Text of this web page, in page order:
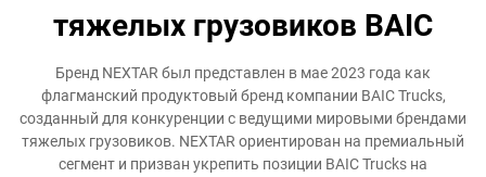
тяжелых грузовиков BAIC
Бренд NEXTAR был представлен в мае 2023 года как
флагманский продуктовый бренд компании BAIC Trucks,
созданный для конкуренции с ведущими мировыми брендами
тяжелых грузовиков. NEXTAR ориентирован на премиальный
сегмент и призван укрепить позиции BAIC Trucks на